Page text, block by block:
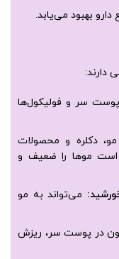
بهبود می‌یابد.
دارند:
سر و فولیکول‌ها
دکلره و محصولات
موها را ضعیف و
: می‌تواند به مو
در پوست سر، ریزش